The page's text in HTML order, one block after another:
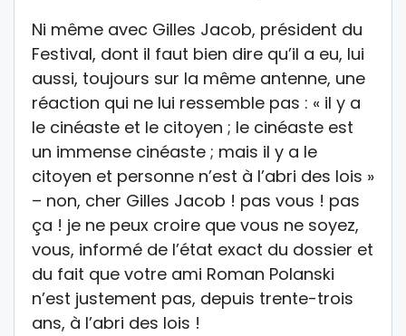
Ni même avec Gilles Jacob, président du
Festival, dont il faut bien dire qu’il a eu, lui
aussi, toujours sur la même antenne, une
réaction qui ne lui ressemble pas : « il y a
le cinéaste et le citoyen ; le cinéaste est
un immense cinéaste ; mais il y a le
citoyen et personne n’est à l’abri des lois »
– non, cher Gilles Jacob ! pas vous ! pas
ça ! je ne peux croire que vous ne soyez,
vous, informé de l’état exact du dossier et
du fait que votre ami Roman Polanski
n’est justement pas, depuis trente-trois
ans, à l’abri des lois !